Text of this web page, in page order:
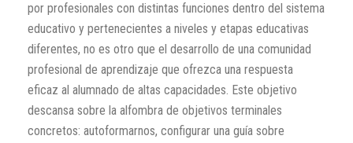
por profesionales con distintas funciones dentro del sistema
educativo y pertenecientes a niveles y etapas educativas
diferentes, no es otro que el desarrollo de una comunidad
profesional de aprendizaje que ofrezca una respuesta
eficaz al alumnado de altas capacidades. Este objetivo
descansa sobre la alfombra de objetivos terminales
concretos: autoformarnos, configurar una guía sobre